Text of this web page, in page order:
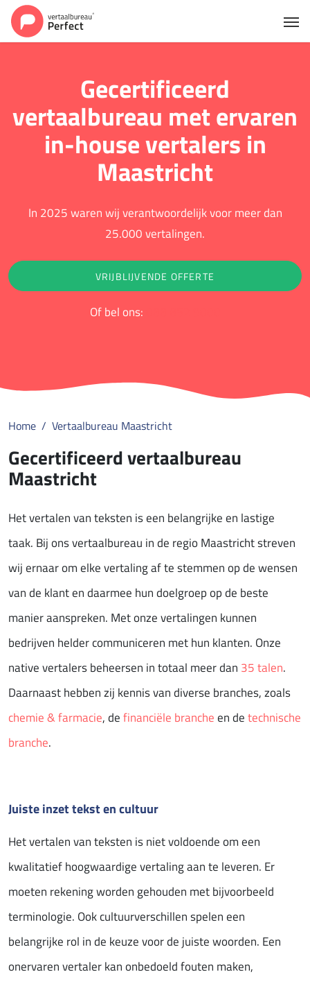
Gecertificeerd
vertaalbureau met ervaren
in-house vertalers in
Maastricht
In 2025 waren wij verantwoordelijk voor meer dan
25.000 vertalingen.
VRIJBLIJVENDE OFFERTE
Of bel ons:
Home Vertaalbureau Maastricht
Gecertificeerd vertaalbureau
Maastricht
Het vertalen van teksten is een belangrijke en lastige
taak. Bij ons vertaalbureau in de regio Maastricht streven
wij ernaar om elke vertaling af te stemmen op de wensen
van de klant en daarmee hun doelgroep op de beste
manier aanspreken. Met onze vertalingen kunnen
bedrijven helder communiceren met hun klanten. Onze
native vertalers beheersen in totaal meer dan 35 talen.
Daarnaast hebben zij kennis van diverse branches, zoals
chemie & farmacie, definanciële brancheen detechnische
branche.
Juiste inzet tekst en cultuur
Het vertalen van teksten is niet voldoende om een
kwalitatief hoogwaardige vertaling aan te leveren. Er
moeten rekening worden gehouden met bijvoorbeeld
terminologie. Ook cultuurverschillen spelen een
belangrijke rol in de keuze voor de juiste woorden. Een
onervaren vertaler kan onbedoeld fouten maken,